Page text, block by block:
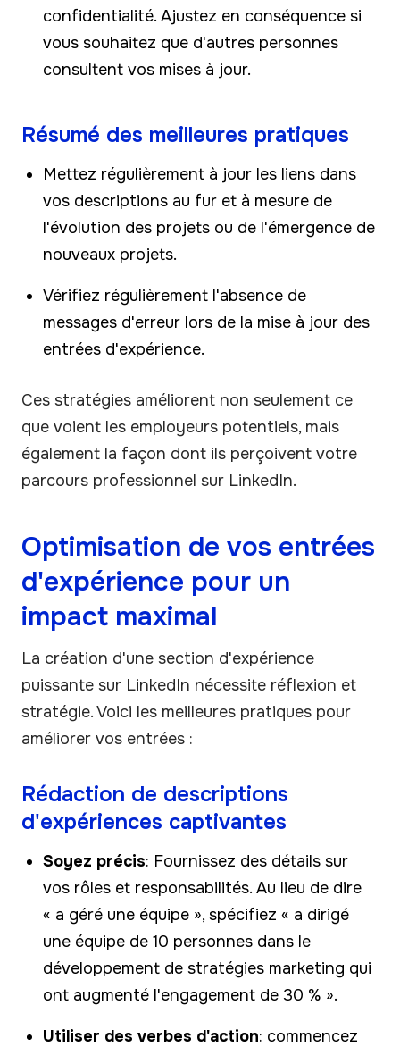
confidentialité. Ajustez en conséquence si
vous souhaitez que d'autres personnes
consultent vos mises à jour.
Résumé des meilleures pratiques
Mettez régulièrement à jour les liens dans
vos descriptions au fur et à mesure de
l'évolution des projets ou de l'émergence de
nouveaux projets.
Vérifiez régulièrement l'absence de
messages d'erreur lors de la mise à jour des
entrées d'expérience.
Ces stratégies améliorent non seulement ce
que voient les employeurs potentiels, mais
également la façon dont ils perçoivent votre
parcours professionnel sur LinkedIn.
Optimisation de vos entrées
d'expérience pour un
impact maximal
La création d'une section d'expérience
puissante sur LinkedIn nécessite réflexion et
stratégie. Voici les meilleures pratiques pour
améliorer vos entrées :
Rédaction de descriptions
d'expériences captivantes
Soyez précis: Fournissez des détails sur
vos rôles et responsabilités. Au lieu de dire
« a géré une équipe », spécifiez « a dirigé
une équipe de 10 personnes dans le
développement de stratégies marketing qui
ont augmenté l'engagement de 30 % ».
Utiliser des verbes d'action: commencez